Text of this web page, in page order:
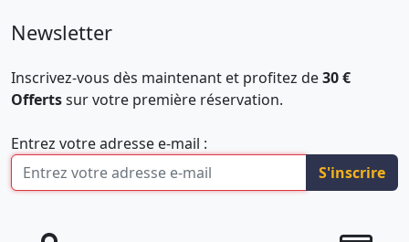
Newsletter
Inscrivez-vous dès maintenant et profitez de30 €
Offertssur votre première réservation.
Entrez votre adresse e-mail :
S'inscrire